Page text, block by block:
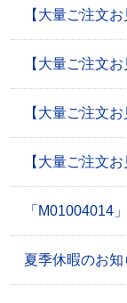
【大量ご注文
【大量ご注文
【大量ご注文
【大量ご注文
「M01004014
夏季休暇のお知